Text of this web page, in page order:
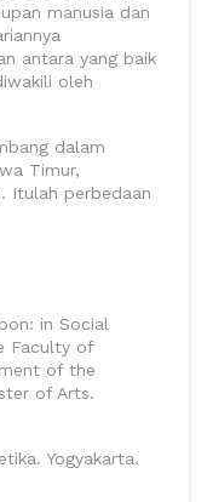
manusia dan
antara yang baik
oleh
dalam
Timur,
Itulah perbedaan
in Social
Faculty of
of the
of Arts.
Yogyakarta.